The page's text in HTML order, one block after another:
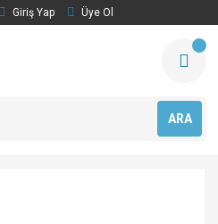
Giriş Yap Üye Ol
ARA